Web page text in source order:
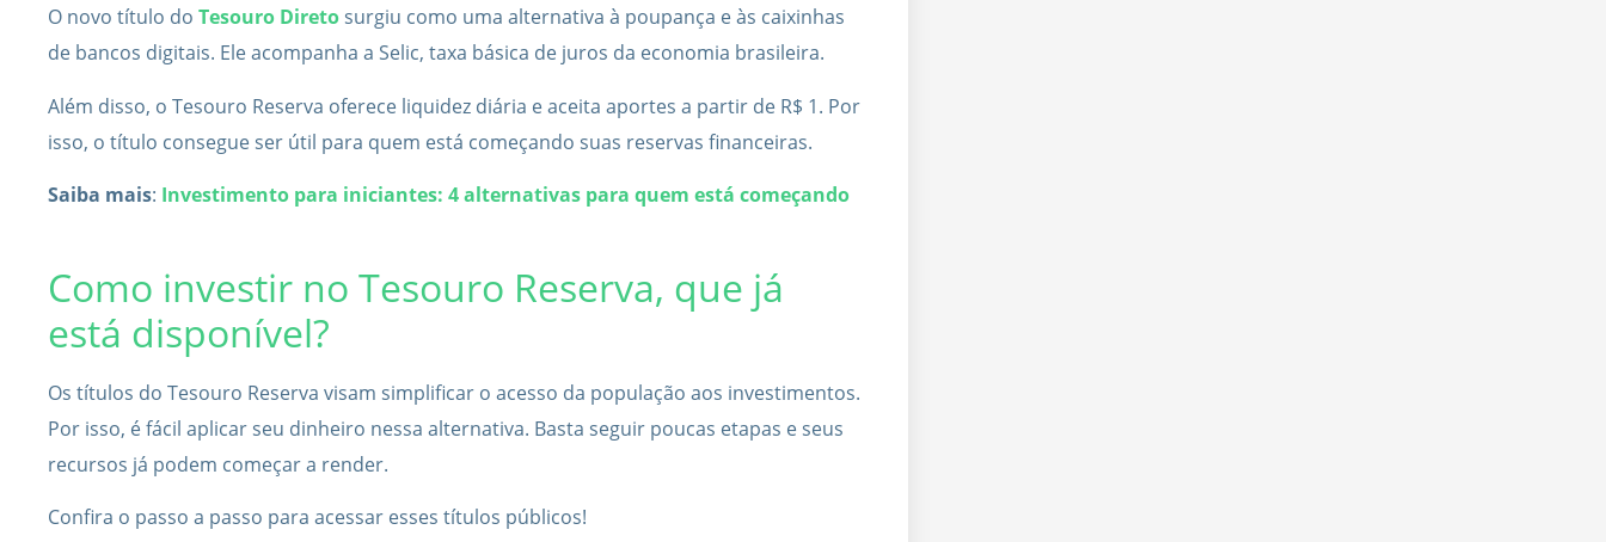
O novo título do Tesouro Diretosurgiu como uma alternativa à poupança e às caixinhas
de bancos digitais. Ele acompanha a Selic, taxa básica de juros da economia brasileira.
Além disso, o Tesouro Reserva oferece liquidez diária e aceita aportes a partir de R$ 1. Por
isso, o título consegue ser útil para quem está começando suas reservas financeiras.
Saiba mais: Investimento para iniciantes: 4 alternativas para quem está começando
Como investir no Tesouro Reserva, que já
está disponível?
Os títulos do Tesouro Reserva visam simplificar o acesso da população aos investimentos.
Por isso, é fácil aplicar seu dinheiro nessa alternativa. Basta seguir poucas etapas e seus
recursos já podem começar a render.
Confira o passo a passo para acessar esses títulos públicos!